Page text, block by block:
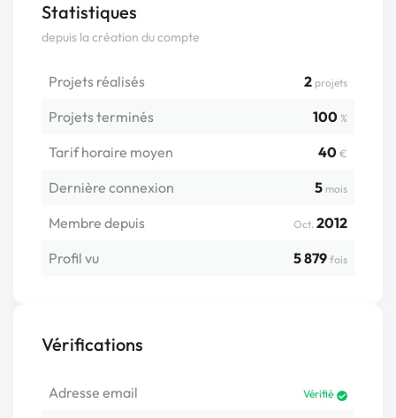
Statistiques
depuis la création du compte
Projets réalisés 2 projets
Projets terminés 100 %
Tarif horaire moyen 40 €
Dernière connexion 5 mois
Membre depuis Oct. 2012
Profil vu
5 879 fois
Vérifications
Adresse email Vérifié